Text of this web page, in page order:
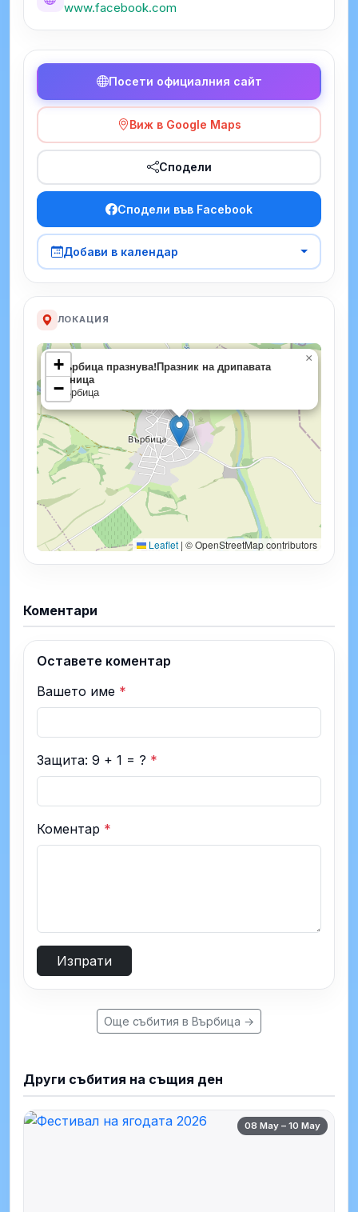
www.facebook.com
Посети официалния сайт
Виж в Google Maps
Сподели
Сподели във Facebook
Добави в календар
ЛОКАЦИЯ
Върбица празнува!Празник на дрипавата
баница
Върбица
×
+
−
Leaflet | © OpenStreetMap contributors
Коментари
Оставете коментар
Вашето име *
Защита: 9 + 1 = ? *
Коментар *
Изпрати
Още събития в Върбица →
Други събития на същия ден
08 May – 10 May